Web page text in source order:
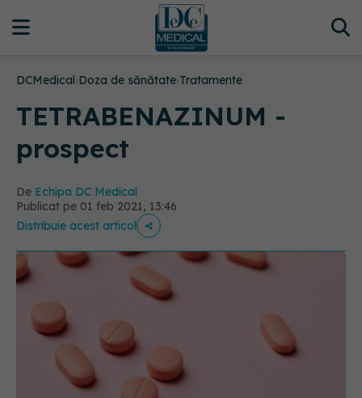
DCMedical›Doza de sănătate›Tratamente
TETRABENAZINUM -
prospect
De Echipa DC Medical
Publicat pe 01 feb 2021, 13:46
Distribuie acest articol